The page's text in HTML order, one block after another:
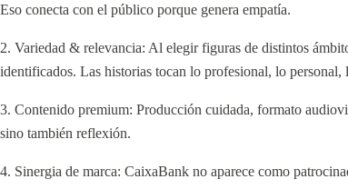
Eso conecta con el público porque genera empatía.
2. Variedad & relevancia: Al elegir figuras de distintos
identificados. Las historias tocan lo profesional, lo personal,
3. Contenido premium: Producción cuidada, formato
sino también reflexión.
4. Sinergia de marca: CaixaBank no aparece como